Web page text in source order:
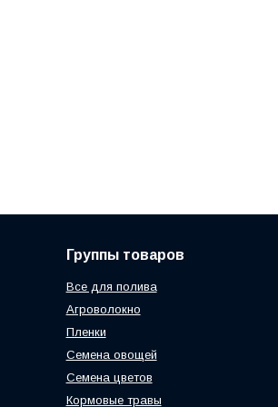
Группы товаров
Все для полива
Агроволокно
Пленки
Семена овощей
Семена цветов
Кормовые травы